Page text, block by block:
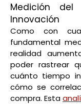
Medición
Innovación
Como con
fundamental
realidad
poder rastrear
cuánto tiempo
cómo se
compra. Esta